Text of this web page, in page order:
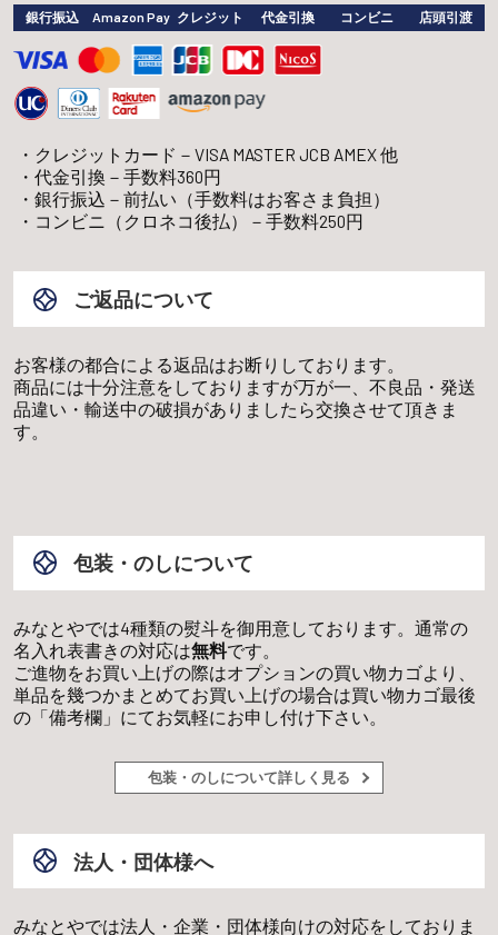
銀行振込 Amazon Pay クレジット 代金引換 コンビニ 店頭引渡
クレジットカード－VISA MASTER JCB AMEX 他
代金引換－手数料360円
銀行振込－前払い（手数料はお客さま負担）
コンビニ（クロネコ後払）－手数料250円
ご返品について
お客様の都合による返品はお断りしております。
商品には十分注意をしておりますが万が一、不良品・発送
品違い・輸送中の破損がありましたら交換させて頂きま
す。
包装・のしについて
みなとやでは4種類の熨斗を御用意しております。通常の
名入れ表書きの対応は無料です。
ご進物をお買い上げの際はオプションの買い物カゴより、
単品を幾つかまとめてお買い上げの場合は買い物カゴ最後
の「備考欄」にてお気軽にお申し付け下さい。
包装・のしについて詳しく見る
法人・団体様へ
みなとやでは法人・企業・団体様向けの対応をしておりま